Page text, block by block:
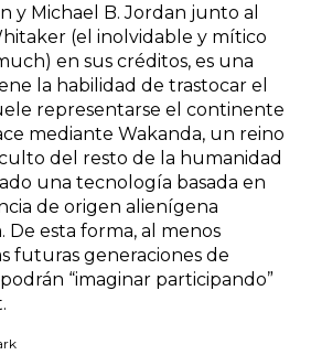
y Michael B. Jordan junto al
(el inolvidable y mítico
en sus créditos, es una
la habilidad de trastocar el
representarse el continente
mediante Wakanda, un reino
del resto de la humanidad
una tecnología basada en
de origen alienígena
De esta forma, al menos
futuras generaciones de
“imaginar participando”